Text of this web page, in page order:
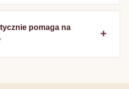
pomaga na